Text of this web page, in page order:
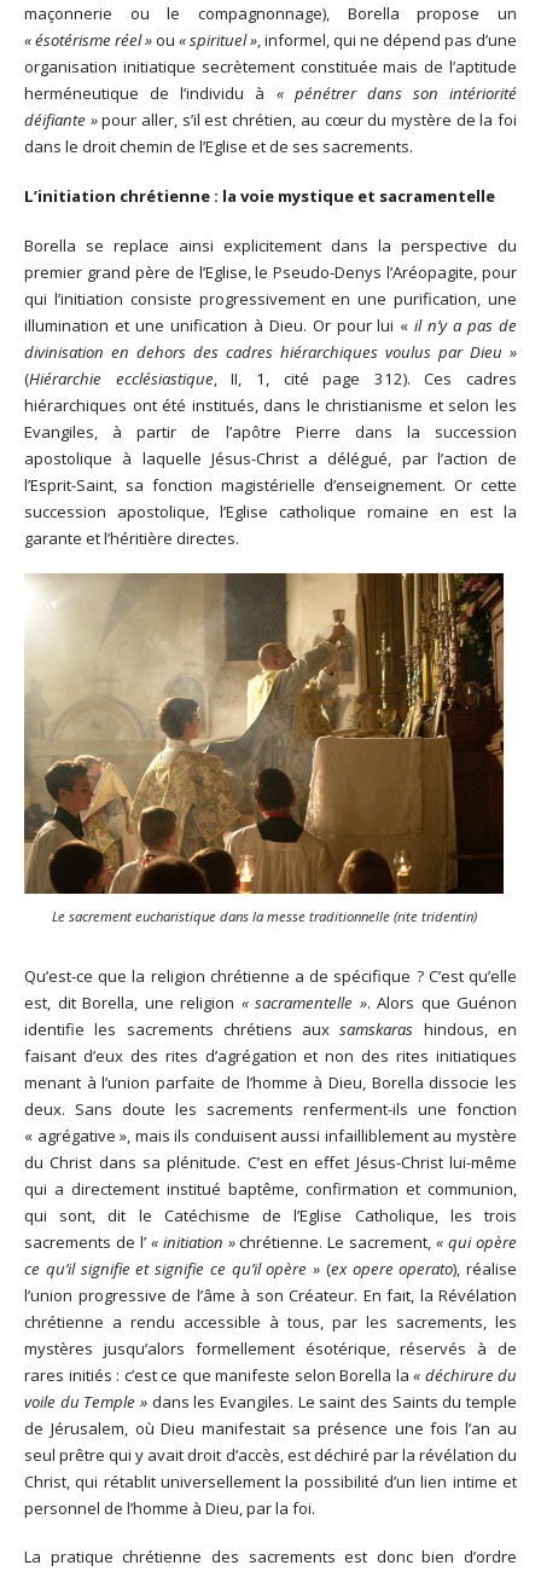
maçonnerie ou le compagnonnage), Borella propose un
« ésotérisme réel »ou « spirituel », informel, qui ne dépend pas d’une
organisation initiatique secrètement constituée mais de l’aptitude
herméneutique de l’individu à « pénétrer dans son intériorité
déifiante »pour aller, s’il est chrétien, au cœur du mystère de la foi
dans le droit chemin de l’Eglise et de ses sacrements.
L’initiation chrétienne : la voie mystique et sacramentelle
Borella se replace ainsi explicitement dans la perspective du
premier grand père de l’Eglise, le Pseudo-Denys l’Aréopagite, pour
qui l’initiation consiste progressivement en une purification, une
illumination et une unification à Dieu. Or pour lui « il n’y a pas de
divinisation en dehors des cadres hiérarchiques voulus par Dieu »
(Hiérarchie ecclésiastique , II, 1, cité page 312). Ces cadres
hiérarchiques ont été institués, dans le christianisme et selon les
Evangiles, à partir de l’apôtre Pierre dans la succession
apostolique à laquelle Jésus-Christ a délégué, par l’action de
l’Esprit-Saint, sa fonction magistérielle d’enseignement. Or cette
succession apostolique, l’Eglise catholique romaine en est la
garante et l’héritière directes.
Le sacrement eucharistique dans la messe traditionnelle (rite tridentin)
Qu’est-ce que la religion chrétienne a de spécifique ? C’est qu’elle
est, dit Borella, une religion « sacramentelle ». Alors que Guénon
identifie les sacrements chrétiens auxsamskaras hindous, en
faisant d’eux des rites d’agrégation et non des rites initiatiques
menant à l’union parfaite de l’homme à Dieu, Borella dissocie les
deux. Sans doute les sacrements renferment-ils une fonction
« agrégative », mais ils conduisent aussi infailliblement au mystère
du Christ dans sa plénitude. C’est en effet Jésus-Christ lui-même
qui a directement institué baptême, confirmation et communion,
qui sont, dit le Catéchisme de l’Eglise Catholique, les trois
sacrements de l’ « initiation »chrétienne. Le sacrement,« qui opère
ce qu’il signifie et signifie ce qu’il opère » (ex opere operato), réalise
l’union progressive de l’âme à son Créateur. En fait, la Révélation
chrétienne a rendu accessible à tous, par les sacrements, les
mystères jusqu’alors formellement ésotérique, réservés à de
rares initiés : c’est ce que manifeste selon Borella la « déchirure du
voile du Temple » dans les Evangiles. Le saint des Saints du temple
de Jérusalem, où Dieu manifestait sa présence une fois l’an au
seul prêtre qui y avait droit d’accès, est déchiré par la révélation du
Christ, qui rétablit universellement la possibilité d’un lien intime et
personnel de l’homme à Dieu, par la foi.
La pratique chrétienne des sacrements est donc bien d’ordre